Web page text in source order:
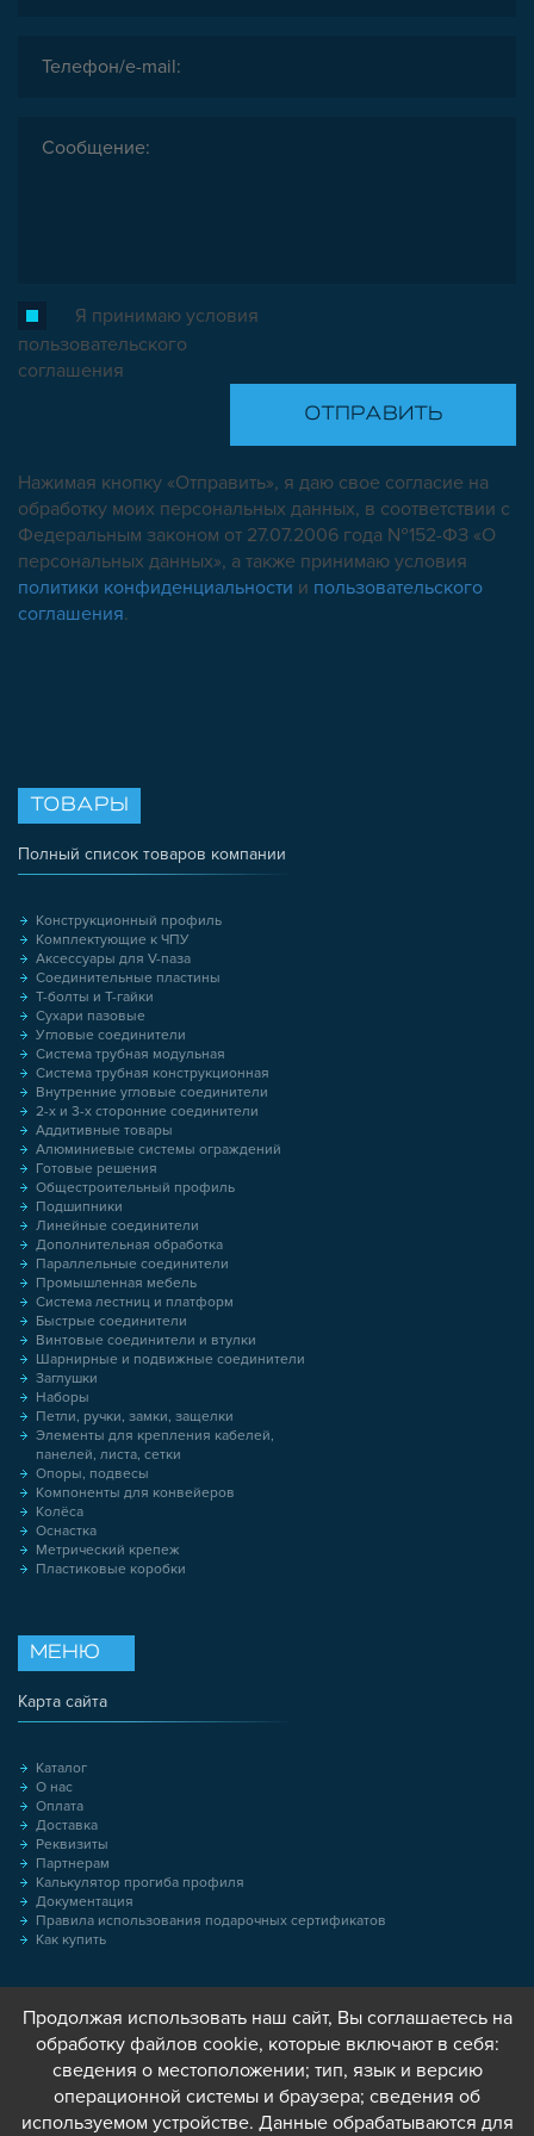
Я принимаю условия
пользовательского
соглашения
Нажимая кнопку «Отправить», я даю свое согласие на
обработку моих персональных данных, в соответствии с
Федеральным законом от 27.07.2006 года №152-ФЗ «О
персональных данных», а также принимаю условия
политики конфиденциальности и пользовательского
соглашения.
ТОВАРЫ
Полный список товаров компании
Конструкционный профиль
Комплектующие к ЧПУ
Аксессуары для V-паза
Соединительные пластины
Т-болты и Т-гайки
Сухари пазовые
Угловые соединители
Система трубная модульная
Система трубная конструкционная
Внутренние угловые соединители
2-х и 3-х сторонние соединители
Аддитивные товары
Алюминиевые системы ограждений
Готовые решения
Общестроительный профиль
Подшипники
Линейные соединители
Дополнительная обработка
Параллельные соединители
Промышленная мебель
Система лестниц и платформ
Быстрые соединители
Винтовые соединители и втулки
Шарнирные и подвижные соединители
Заглушки
Наборы
Петли, ручки, замки, защелки
Элементы для крепления кабелей,
панелей, листа, сетки
Опоры, подвесы
Компоненты для конвейеров
Колёса
Оснастка
Метрический крепеж
Пластиковые коробки
МЕНЮ
Карта сайта
Каталог
О нас
Оплата
Доставка
Реквизиты
Партнерам
Калькулятор прогиба профиля
Документация
Правила использования подарочных сертификатов
Как купить
Продолжая использовать наш сайт, Вы соглашаетесь на
обработку файлов cookie, которые включают в себя:
сведения о местоположении; тип, язык и версию
операционной системы и браузера; сведения об
используемом устройстве. Данные обрабатываются для